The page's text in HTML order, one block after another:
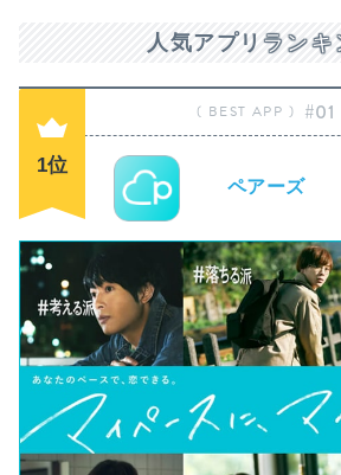
人気アプリ ランキ
1位
#01
ペアーズ